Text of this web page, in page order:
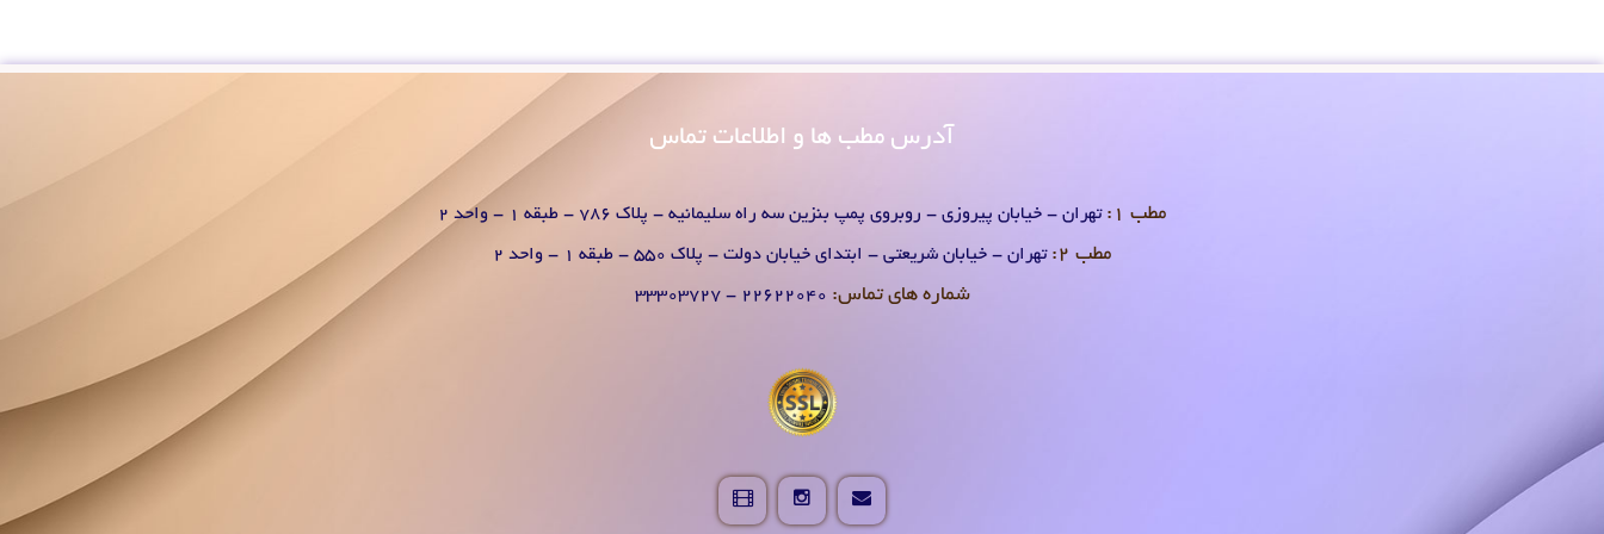
آدرس مطب ها و اطلاعات تماس
مطب 1: تهران - خیابان پیروزی - روبروی پمپ بنزین سه راه سلیمانیه - پلاک 786 - طبقه 1 - واحد 2
مطب 2: تهران - خیابان شریعتی - ابتدای خیابان دولت - پلاک 550 - طبقه 1 - واحد 2
شماره های تماس: